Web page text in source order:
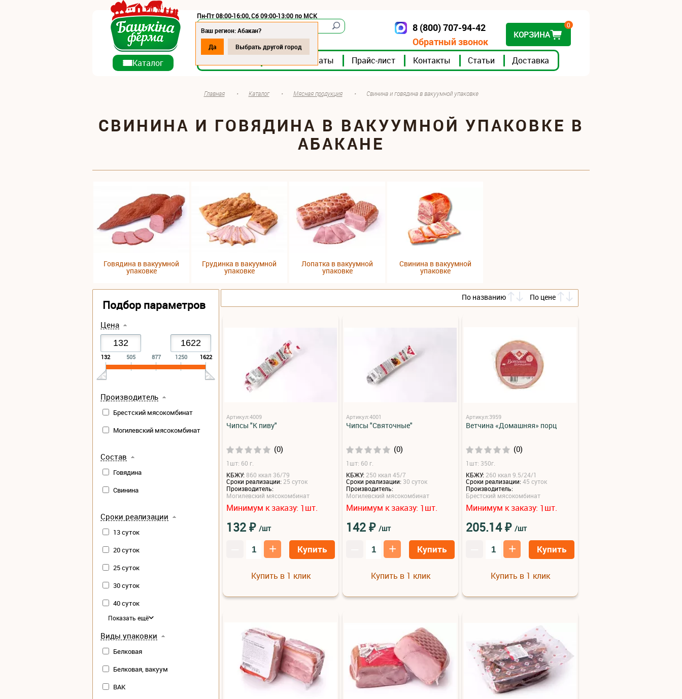
Пн-Пт 08:00-16:00, Сб 09:00-13:00 по МСК
Мясокомбинаты Прайс-лист Контакты Статьи Доставка
8 (800) 707-94-42
Обратный звонок
КОРЗИНА
0
Ваш регион: Абакан?
Да
Выбрать другой город
Каталог
Главная • Каталог • Мясная продукция • Свинина и говядина в вакуумной упаковке
СВИНИНА И ГОВЯДИНА В ВАКУУМНОЙ УПАКОВКЕ В
АБАКАНЕ
Говядина в вакуумной
упаковке
Грудинка в вакуумной
упаковке
Лопатка в вакуумной
упаковке
Свинина в вакуумной
упаковке
Подбор параметров
Цена
132 505 877 1250 1622
Производитель
Брестский мясокомбинат
Могилевский мясокомбинат
Состав
Говядина
Свинина
Сроки реализации
13 суток
20 суток
25 суток
30 суток
40 суток
Показать ещё
Виды упаковки
Белковая
Белковая, вакуум
ВАК
По названию По цене
Артикул:4009
Чипсы "К пиву"
(0)
1шт: 60 г.
КБЖУ:860 ккал 36/79
Сроки реализации:25 суток
Производитель:
Могилевский мясокомбинат
Минимум к заказу: 1шт.
132₽ /шт
+ Купить
Купить в 1 клик
Артикул:4001
Чипсы "Святочные"
(0)
1шт: 60 г.
КБЖУ: 250 ккал 45/7
Сроки реализации: 30 суток
Производитель:
Могилевский мясокомбинат
Минимум к заказу: 1шт.
142₽ /шт
+ Купить
Купить в 1 клик
Артикул:3959
Ветчина «Домашняя» порц
(0)
1шт: 350г.
КБЖУ: 260 ккал 9.5/24/1
Сроки реализации:45 суток
Производитель:
Брестский мясокомбинат
Минимум к заказу: 1шт.
205.14₽ /шт
+ Купить
Купить в 1 клик